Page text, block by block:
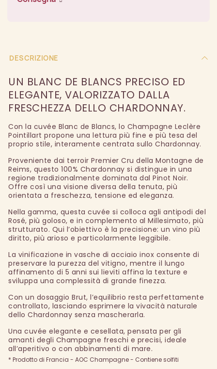
DESCRIZIONE
UN BLANC DE BLANCS PRECISO ED
ELEGANTE, VALORIZZATO DALLA
FRESCHEZZA DELLO CHARDONNAY.
Con la cuvée Blanc de Blancs, lo Champagne Leclère
Pointillart propone una lettura più fine e più tesa del
proprio stile, interamente centrata sullo Chardonnay.
Proveniente dai terroir Premier Cru della Montagne de
Reims, questo 100% Chardonnay si distingue in una
regione tradizionalmente dominata dal Pinot Noir.
Offre così una visione diversa della tenuta, più
orientata a freschezza, tensione ed eleganza.
Nella gamma, questa cuvée si colloca agli antipodi del
Rosé, più goloso, e in complemento al Millesimato, più
strutturato. Qui l’obiettivo è la precisione: un vino più
diritto, più arioso e particolarmente leggibile.
La vinificazione in vasche di acciaio inox consente di
preservare la purezza del vitigno, mentre il lungo
affinamento di 5 anni sui lieviti affina la texture e
sviluppa una complessità di grande finezza.
Con un dosaggio Brut, l’equilibrio resta perfettamente
controllato, lasciando esprimere la vivacità naturale
dello Chardonnay senza mascherarla.
Una cuvée elegante e cesellata, pensata per gli
amanti degli Champagne freschi e precisi, ideale
all’aperitivo o con abbinamenti di mare.
* Prodotto di Francia - AOC Champagne - Contiene solfiti